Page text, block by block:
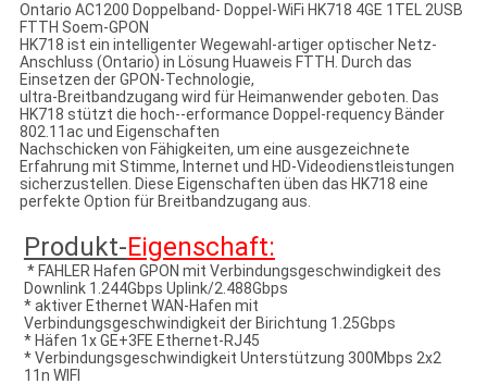
Ontario AC1200 Doppelband- Doppel-WiFi HK718 4GE 1TEL 2USB
FTTH Soem-GPON
HK718 ist ein intelligenter Wegewahl-artiger optischer Netz-
Anschluss (Ontario) in Lösung Huaweis FTTH. Durch das
Einsetzen der GPON-Technologie,
ultra-Breitbandzugang wird für Heimanwender geboten. Das
HK718 stützt die hoch--erformance Doppel-requency Bänder
802.11ac und Eigenschaften
Nachschicken von Fähigkeiten, um eine ausgezeichnete
Erfahrung mit Stimme, Internet und HD-Videodienstleistungen
sicherzustellen. Diese Eigenschaften üben das HK718 eine
perfekte Option für Breitbandzugang aus.
Produkt-Eigenschaft:
Downlink 1.244Gbps Uplink/2.488Gbps
* aktiver Ethernet WAN-Hafen mit
Verbindungsgeschwindigkeit der Birichtung 1.25Gbps
* Häfen 1x GE+3FE Ethernet-RJ45
* Verbindungsgeschwindigkeit Unterstützung 300Mbps 2x2
11n WIFI